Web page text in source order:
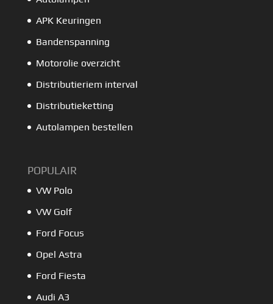
APK Keuringen
Bandenspanning
Motorolie overzicht
Distributieriem interval
Distributieketting
Autolampen bestellen
POPULAIR
VW Polo
VW Golf
Ford Focus
Opel Astra
Ford Fiesta
Audi A3